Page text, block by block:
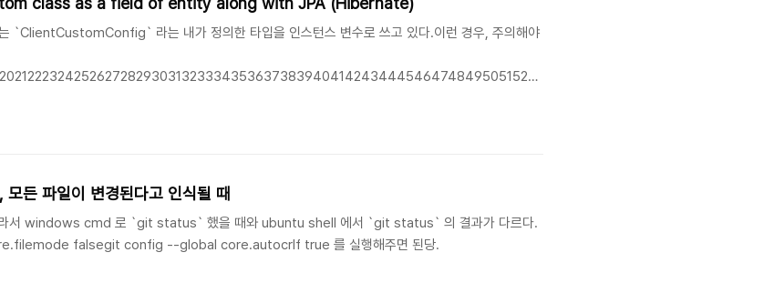
`ClientCustomConfig` 라는 내가 정의한 타입을 인스턴스 변수로 쓰고 있다.이런 경우, 주의해야
든 파일이 변경된다고 인식될 때
서 windows cmd 로 `git status` 했을 때와 ubuntu shell 에서 `git status` 의 결과가 다르다.
falsegit config --global core.autocrlf true 를 실행해주면 된당.